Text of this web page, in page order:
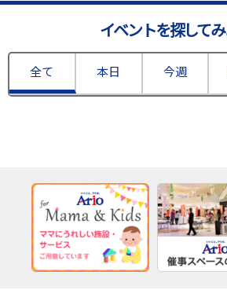
イベントを探して
全て 本日 今週